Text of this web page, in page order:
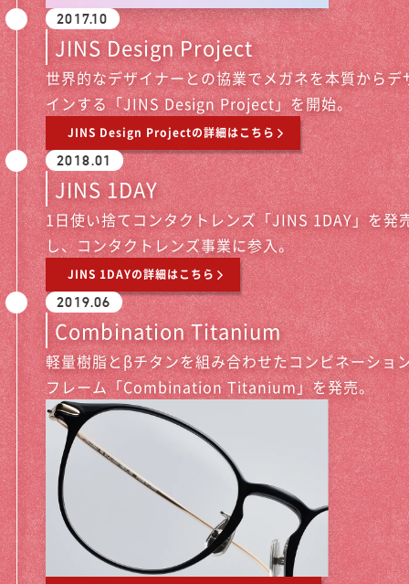
2017.10
JINS Design Project
世界的なデザイナーとの協業でメガネを本質からデ
インする「JINS Design Project」を開始。
JINS Design Projectの詳細はこちら
2018.01
JINS 1DAY
1日使い捨てコンタクトレンズ「JINS 1DAY」を発
し、コンタクトレンズ事業に参入。
JINS 1DAYの詳細はこちら
2019.06
Combination Titanium
軽量樹脂とβチタンを組み合わせたコンビネーショ
フレーム「Combination Titanium」を発売。